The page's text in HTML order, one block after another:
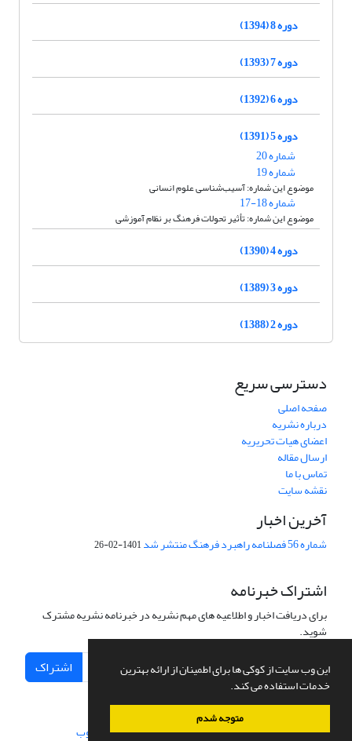
این وب سایت از کوکی ها برای اطمینان از ارائه بهترین
خدمات استفاده می کند.
متوجه شدم
دوره 8 (1394)
دوره 7 (1393)
دوره 6 (1392)
دوره 5 (1391)
شماره 20
شماره 19
موضوع این شماره: آسیب‌شناسی علوم انسانی
شماره 18-17
موضوع این شماره: تأثیر تحولات فرهنگ بر نظام آموزشی
دوره 4 (1390)
دوره 3 (1389)
دوره 2 (1388)
دسترسی سریع
صفحه اصلی
درباره نشریه
اعضای هیات تحریریه
ارسال مقاله
تماس با ما
نقشه سایت
آخرین اخبار
شماره 56 فصلنامه راهبرد فرهنگ منتشر شد 1401-02-26
اشتراک خبرنامه
برای دریافت اخبار و اطلاعیه های مهم نشریه در خبرنامه نشریه مشترک
شوید.
اشتراک
سامانه مدیریت نشریات علمی.طراحی و پیاده سازی از سیناوب